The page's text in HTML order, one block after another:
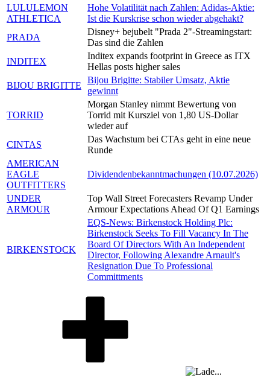
LULULEMON
ATHLETICA
Hohe Volatilität nach Zahlen: Adidas-Aktie:
Ist die Kurskrise schon wieder abgehakt?
PRADA
Disney+ bejubelt "Prada 2"-Streamingstart:
Das sind die Zahlen
INDITEX
Inditex expands footprint in Greece as ITX
Hellas posts higher sales
BIJOU BRIGITTE
Bijou Brigitte: Stabiler Umsatz, Aktie
gewinnt
TORRID
Morgan Stanley nimmt Bewertung von
Torrid mit Kursziel von 1,80 US-Dollar
wieder auf
CINTAS
Das Wachstum bei CTAs geht in eine neue
Runde
AMERICAN
EAGLE
OUTFITTERS
Dividendenbekanntmachungen (10.07.2026)
UNDER
ARMOUR
Top Wall Street Forecasters Revamp Under
Armour Expectations Ahead Of Q1 Earnings
BIRKENSTOCK
EQS-News: Birkenstock Holding Plc:
Birkenstock Seeks To Fill Vacancy In The
Board Of Directors With An Independent
Director, Following Alexandre Arnault's
Resignation Due To Professional
Committments